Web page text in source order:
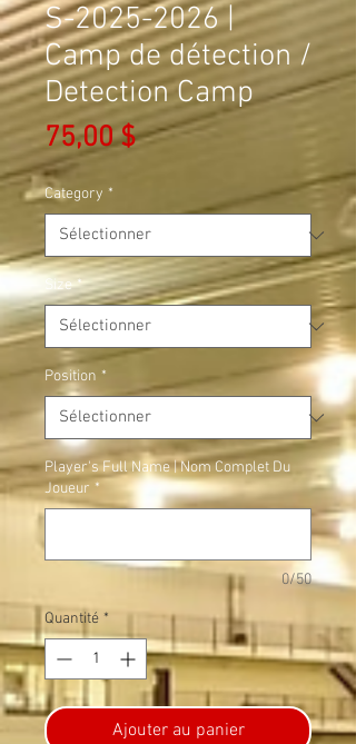
S-2025-2026 |
Camp de détection /
Detection Camp
75,00 $Prix
Category *
Size *
Position *
Player's Full Name | Nom Complet Du
Joueur *
0/50
Quantité *
Ajouter au panier